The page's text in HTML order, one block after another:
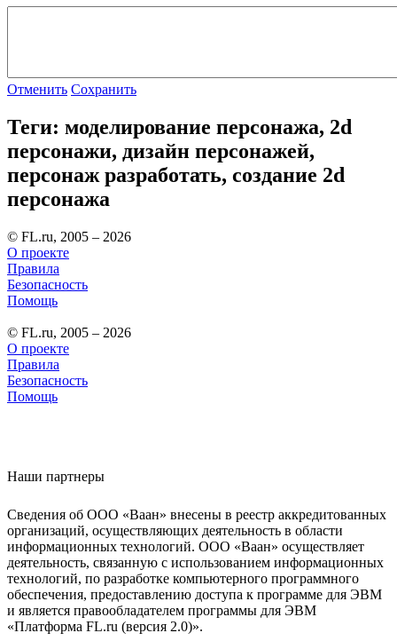
Отменить Сохранить
Теги: моделирование персонажа, 2d
персонажи, дизайн персонажей,
персонаж разработать, создание 2d
персонажа
© FL.ru, 2005 – 2026
О проекте
Правила
Безопасность
Помощь
© FL.ru, 2005 – 2026
О проекте
Правила
Безопасность
Помощь
Наши партнеры
Сведения об ООО «Ваан» внесены в реестр аккредитованных
организаций, осуществляющих деятельность в области
информационных технологий. ООО «Ваан» осуществляет
деятельность, связанную с использованием информационных
технологий, по разработке компьютерного программного
обеспечения, предоставлению доступа к программе для ЭВМ
и является правообладателем программы для ЭВМ
«Платформа FL.ru (версия 2.0)».